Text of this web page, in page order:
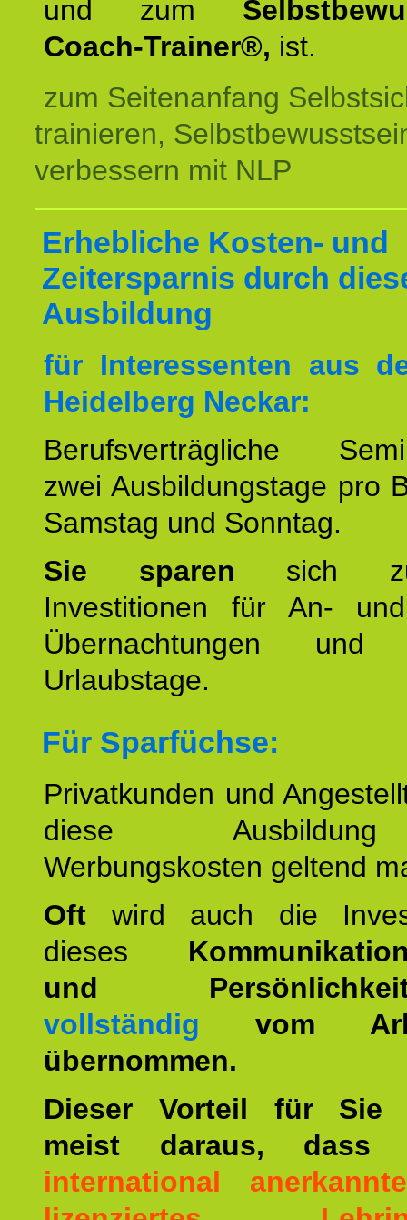
und zum
Coach-Trainer®, ist.
zum Seitenanfang
trainieren,
verbessern mit NLP
Erhebliche Kosten- und
Zeitersparnis durch
Ausbildung
für Interessenten aus
Heidelberg Neckar:
Berufsverträgliche
zwei Ausbildungstage pro
Samstag und Sonntag.
Sie sparen sich
Investitionen für An-
Übernachtungen und
Urlaubstage.
Für Sparfüchse:
Privatkunden und
diese
Werbungskosten geltend
Oft wird auch die
dieses
und
vollständig vom
übernommen.
Dieser Vorteil für Sie
meist daraus,
international